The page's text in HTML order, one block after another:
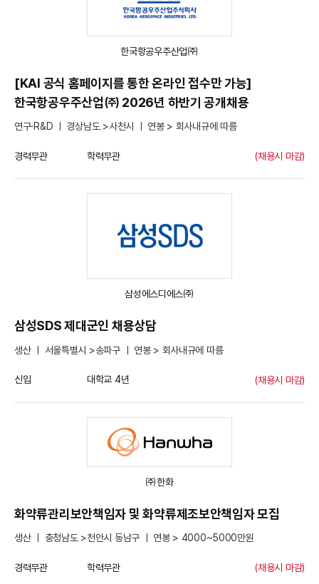
한국항공우주산업㈜
[KAI 공식 홈페이지를 통한 온라인 접수만 가능]
한국항공우주산업㈜ 2026년 하반기 공개채용
연구·R&D ㅣ 경상남도 >사천시 ㅣ 연봉 > 회사내규에 따름
경력무관 학력무관 (채용시 마감)
삼성에스디에스㈜
삼성SDS 제대군인 채용상담
생산 ㅣ 서울특별시 >송파구 ㅣ 연봉 > 회사내규에 따름
신입 대학교 4년 (채용시 마감)
㈜한화
화약류관리보안책임자 및 화약류제조보안책임자 모집
생산 ㅣ 충청남도 >천안시 동남구 ㅣ 연봉 > 4000~5000만원
경력무관 학력무관 (채용시 마감)